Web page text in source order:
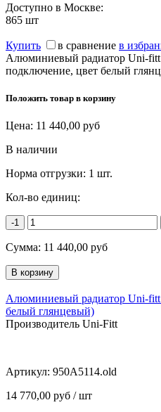
Доступно в Москве:
865 шт
Купить в сравнение в
Алюминиевый радиатор Uni-fitt
подключение, цвет белый
Положить товар в корзину
Цена: 11 440,00 руб
В наличии
Норма отгрузки: 1 шт.
Кол-во единиц:
-1
Сумма: 11 440,00 руб
Алюминиевый радиатор Uni-fitt
белый глянцевый)
Производитель Uni-Fitt
Артикул: 950A5114.old
14 770,00 руб / шт